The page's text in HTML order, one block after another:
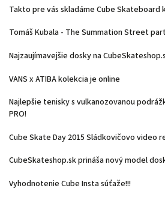
Takto pre vás skladáme Cube Skateboard
Tomáš Kubala - The Summation Street part
Najzaujímavejšie dosky na
VANS x ATIBA kolekcia je online
Najlepšie tenisky s vulkanozovanou
PRO!
Cube Skate Day 2015 Sládkovičovo video
CubeSkateshop.sk prináša nový model
Vyhodnotenie Cube Insta súťaže!!!